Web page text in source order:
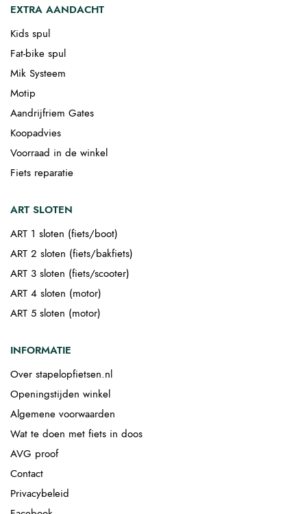
EXTRA AANDACHT
Kids spul
Fat-bike spul
Mik Systeem
Motip
Aandrijfriem Gates
Koopadvies
Voorraad in de winkel
Fiets reparatie
ART SLOTEN
ART 1 sloten (fiets/boot)
ART 2 sloten (fiets/bakfiets)
ART 3 sloten (fiets/scooter)
ART 4 sloten (motor)
ART 5 sloten (motor)
INFORMATIE
Over stapelopfietsen.nl
Openingstijden winkel
Algemene voorwaarden
Wat te doen met fiets in doos
AVG proof
Contact
Privacybeleid